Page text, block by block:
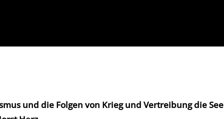
und die Folgen von Krieg und Vertreibung die